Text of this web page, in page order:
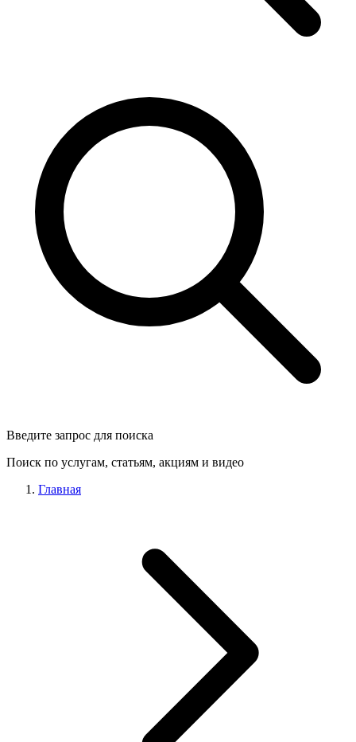
Введите запрос для поиска
Поиск по услугам, статьям, акциям и видео
Главная